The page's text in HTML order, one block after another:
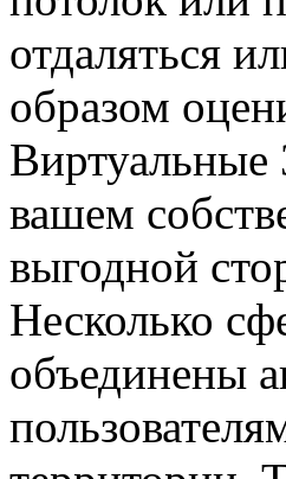
отдаляться
образом
вашем
выгодной
Несколько
объединены